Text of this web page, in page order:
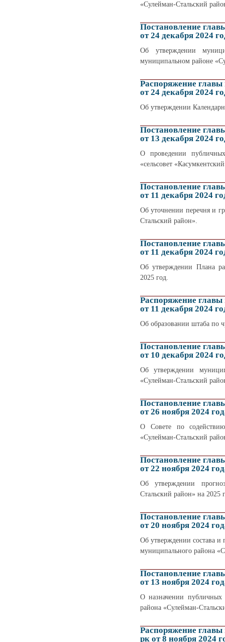
«Сулейман-Стальский
Постановление
от 24 декабря 2024
Об утверждении
муниципальном районе
Распоряжение
от 24 декабря 2024
Об утверждении
Постановление
от 13 декабря 2024
О проведении
«сельсовет
Постановление
от 11 декабря 2024
Об уточнении перечня и
Стальский район».
Постановление
от 11 декабря 2024
Об утверждении Плана
2025 год.
Распоряжение
от 11 декабря 2024
Об образовании штаба по
Постановление
от 10 декабря 2024
Об утверждении
«Сулейман-Стальский
Постановление
от 26 ноября 2024
О Совете по
«Сулейман-Стальский
Постановление
от 22 ноября 2024
Об утверждении
Стальский район» на 2025
Постановление
от 20 ноября 2024
Об утверждении состава и
муниципального района
Постановление
от 13 ноября 2024
О назначении публичных
района «Сулейман-
Распоряжение
рк от 8 ноября 2024